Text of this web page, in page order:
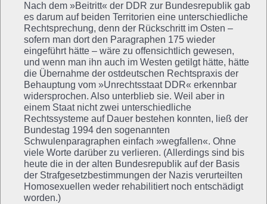
Nach dem »Beitritt« der DDR zur Bundesrepublik gab
es darum auf beiden Territorien eine unterschiedliche
Rechtsprechung, denn der Rückschritt im Osten –
sofern man dort den Paragraphen 175 wieder
eingeführt hätte – wäre zu offensichtlich gewesen,
und wenn man ihn auch im Westen getilgt hätte, hätte
die Übernahme der ostdeutschen Rechtspraxis der
Behauptung vom »Unrechtsstaat DDR« erkennbar
widersprochen. Also unterblieb sie. Weil aber in
einem Staat nicht zwei unterschiedliche
Rechtssysteme auf Dauer bestehen konnten, ließ der
Bundestag 1994 den sogenannten
Schwulenparagraphen einfach »wegfallen«. Ohne
viele Worte darüber zu verlieren. (Allerdings sind bis
heute die in der alten Bundesrepublik auf der Basis
der Strafgesetzbestimmungen der Nazis verurteilten
Homosexuellen weder rehabilitiert noch entschädigt
worden.)